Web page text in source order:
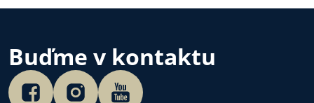
Buďme v kontaktu